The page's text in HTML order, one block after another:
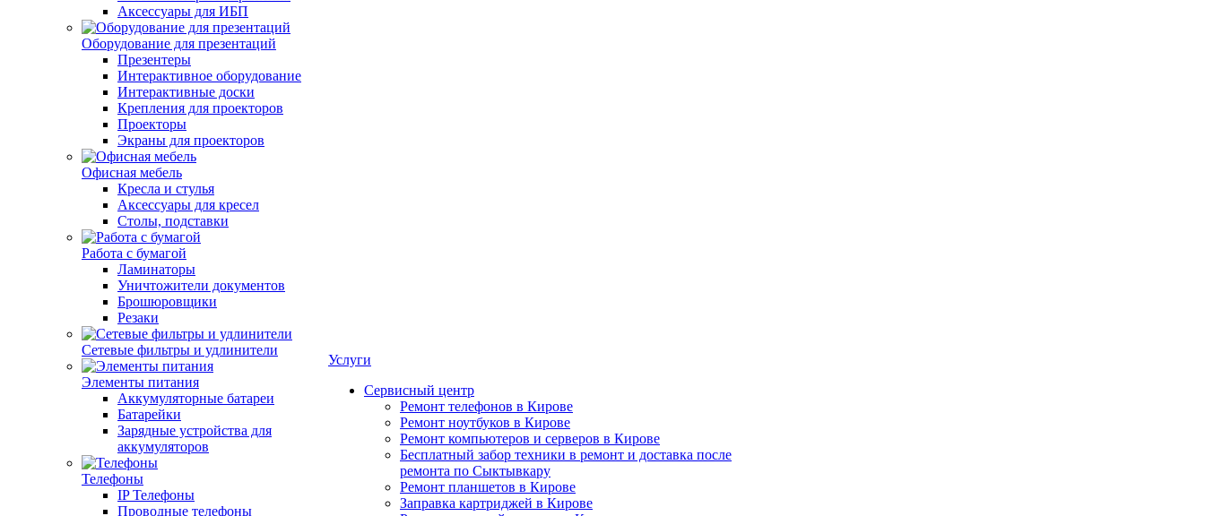
Аксессуары для ИБП
Оборудование для презентаций
Презентеры
Интерактивное оборудование
Интерактивные доски
Крепления для проекторов
Проекторы
Экраны для проекторов
Офисная мебель
Кресла и стулья
Аксессуары для кресел
Столы, подставки
Работа с бумагой
Ламинаторы
Уничтожители документов
Брошюровщики
Резаки
Сетевые фильтры и удлинители
Элементы питания
Аккумуляторные батареи
Батарейки
Зарядные устройства для
аккумуляторов
Телефоны
IP Телефоны
Проводные телефоны
Услуги
Сервисный центр
Ремонт телефонов в Кирове
Ремонт ноутбуков в Кирове
Ремонт компьютеров и серверов в Кирове
Бесплатный забор техники в ремонт и доставка после
ремонта по Сыктывкару
Ремонт планшетов в Кирове
Заправка картриджей в Кирове